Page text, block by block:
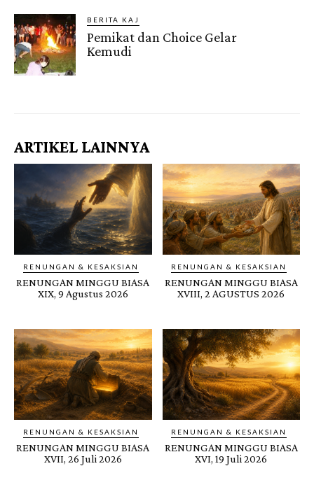
BERITA KAJ
Pemikat dan Choice Gelar
Kemudi
Gendis.ID
ARTIKEL LAINNYA
RENUNGAN & KESAKSIAN
RENUNGAN MINGGU BIASA
XIX, 9 Agustus 2026
RENUNGAN & KESAKSIAN
RENUNGAN MINGGU BIASA
XVIII, 2 AGUSTUS 2026
RENUNGAN & KESAKSIAN
RENUNGAN MINGGU BIASA
XVII, 26 Juli 2026
RENUNGAN & KESAKSIAN
RENUNGAN MINGGU BIASA
XVI, 19 Juli 2026